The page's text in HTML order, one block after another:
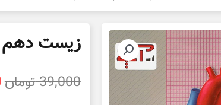
زیست دهم
39,000تومان